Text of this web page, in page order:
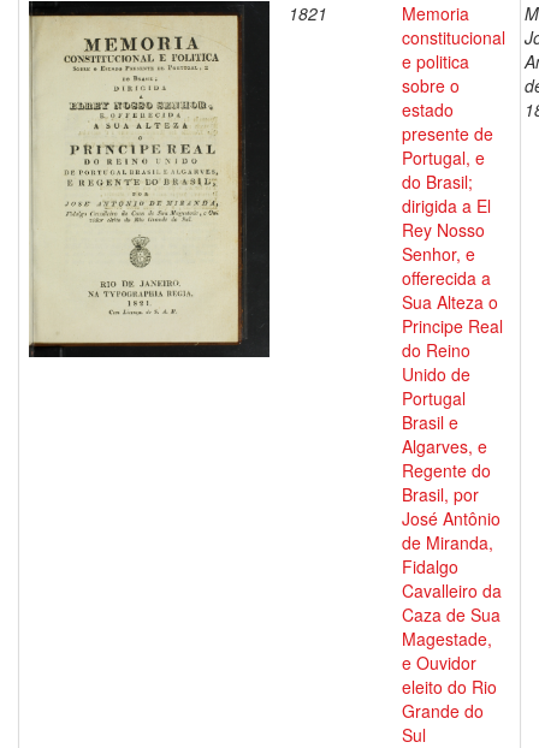
1821
Memoria
constitucional
e politica
sobre o
estado
presente de
Portugal, e
do Brasil;
dirigida a El
Rey Nosso
Senhor, e
offerecida a
Sua Alteza o
Principe Real
do Reino
Unido de
Portugal
Brasil e
Algarves, e
Regente do
Brasil, por
José Antônio
de Miranda,
Fidalgo
Cavalleiro da
Caza de Sua
Magestade,
e Ouvidor
eleito do Rio
Grande do
Sul